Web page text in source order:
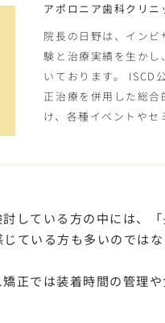
アポロニア歯科クリ
院長の日野は、イン
験と治療実績を生か
いております。 ISCD
正治療を併用した総
け、各種イベントやセ
している方の中には、
ている方も多いのではな
正では装着時間の管理